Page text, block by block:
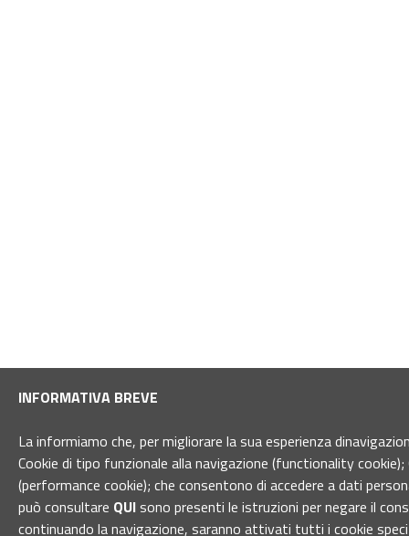
INFORMATIVA BREVE
La informiamo che, per migliorare la sua esperienza
Cookie di tipo funzionale alla navigazione (functionality
(performance cookie); che consentono di accedere a dati
può consultare QUIsono presenti le istruzioni per negare il
continuando la navigazione, saranno attivati tutti i cookie